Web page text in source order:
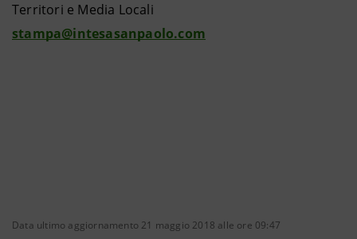
Territori e Media Locali
stampa@intesasanpaolo.com
Data ultimo aggiornamento 21 maggio 2018 alle ore 09:47